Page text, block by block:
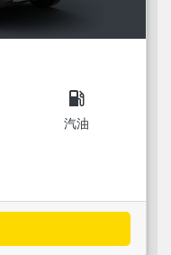
local_gas_station
汽油